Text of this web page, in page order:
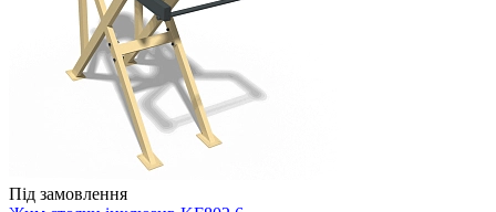
Під замовлення